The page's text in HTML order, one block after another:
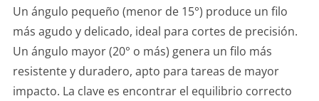
Un ángulo pequeño (menor de 15°) produce un filo
más agudo y delicado, ideal para cortes de precisión.
Un ángulo mayor (20° o más) genera un filo más
resistente y duradero, apto para tareas de mayor
impacto. La clave es encontrar el equilibrio correcto